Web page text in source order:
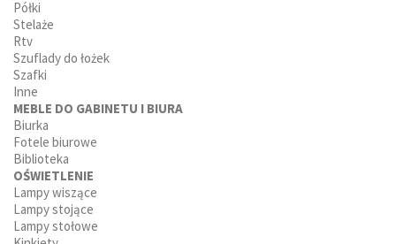
Półki
Stelaże
Rtv
Szuflady do łożek
Szafki
Inne
MEBLE DO GABINETU I BIURA
Biurka
Fotele biurowe
Biblioteka
OŚWIETLENIE
Lampy wiszące
Lampy stojące
Lampy stołowe